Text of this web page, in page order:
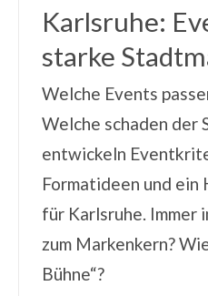
Karlsruhe:
starke
Welche Events
Welche schaden der
entwickeln
Formatideen und ein
für Karlsruhe. Immer
zum Markenkern?
Bühne“?